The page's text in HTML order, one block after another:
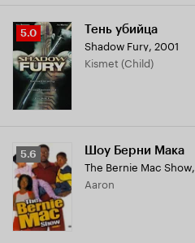
Рейтинг
Кинопоиска
5.0
5.0 Тень убийца
Shadow Fury, 2001
Kismet (Child)
Рейтинг
Кинопоиска
5.6
5.6 Шоу Берни Мака
The Bernie Mac Show,
Aaron